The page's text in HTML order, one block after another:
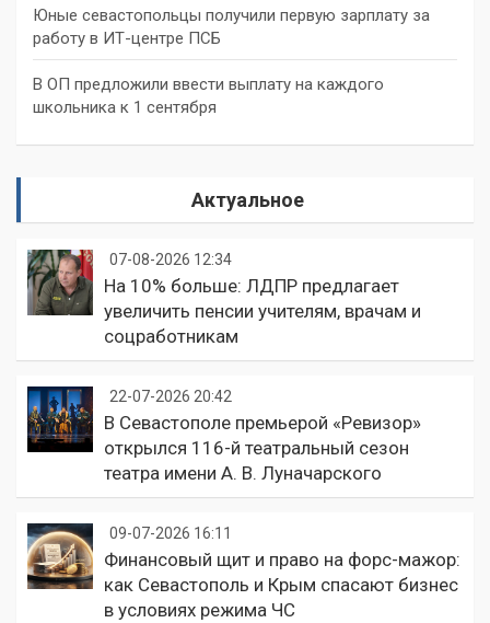
Юные севастопольцы получили первую зарплату за
работу в ИТ-центре ПСБ
В ОП предложили ввести выплату на каждого
школьника к 1 сентября
Актуальное
07-08-2026 12:34
На 10% больше: ЛДПР предлагает
увеличить пенсии учителям, врачам и
соцработникам
22-07-2026 20:42
В Севастополе премьерой «Ревизор»
открылся 116-й театральный сезон
театра имени А. В. Луначарского
09-07-2026 16:11
Финансовый щит и право на форс-мажор:
как Севастополь и Крым спасают бизнес
в условиях режима ЧС